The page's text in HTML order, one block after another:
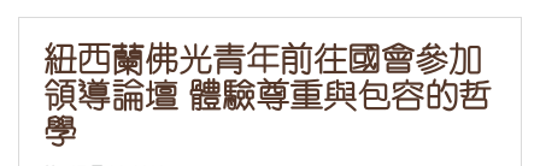
紐西蘭佛光青年前往國會參加
領導論壇 體驗尊重與包容的哲
學